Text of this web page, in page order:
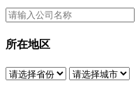
所在地区